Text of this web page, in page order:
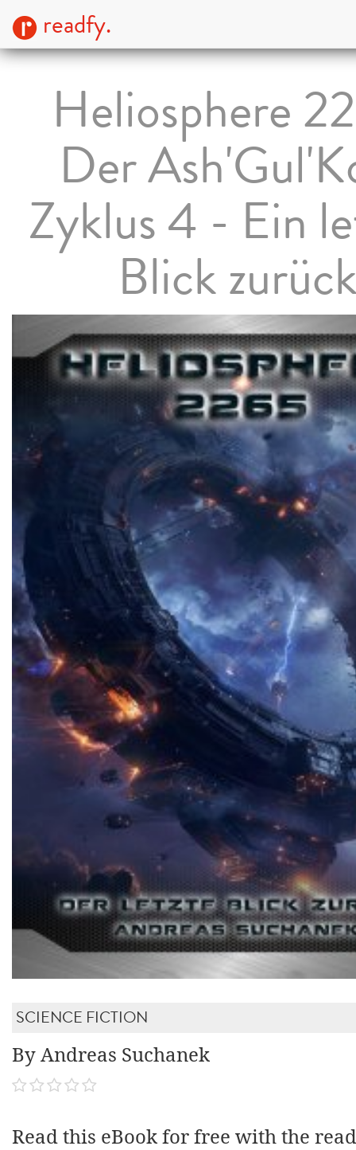
readfy.
Heliosphere
Der
Zyklus 4 - Ein
Blick
SCIENCE FICTION
By Andreas Suchanek
Read this eBook for free with the